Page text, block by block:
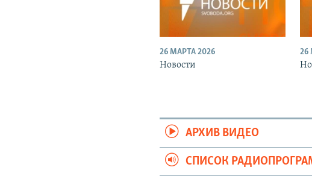
26 МАРТА 2026
Новости
26
АРХИВ ВИДЕО
СПИСОК